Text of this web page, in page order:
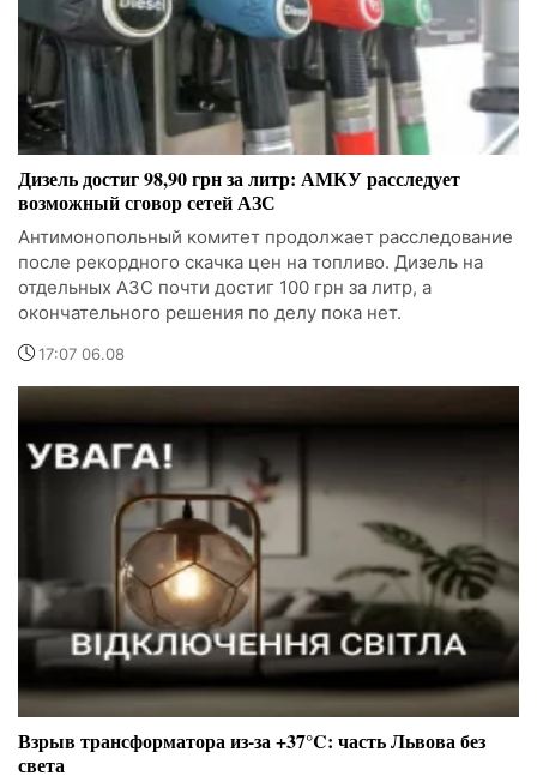
Дизель достиг 98,90 грн за литр: АМКУ расследует
возможный сговор сетей АЗС
Антимонопольный комитет продолжает расследование
после рекордного скачка цен на топливо. Дизель на
отдельных АЗС почти достиг 100 грн за литр, а
окончательного решения по делу пока нет.
17:07 06.08
Взрыв трансформатора из-за +37°C: часть Львова без
света